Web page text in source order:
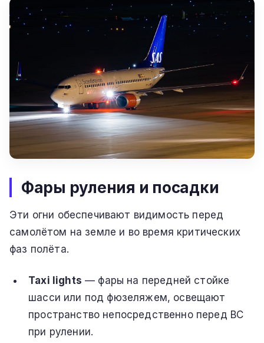
Фары руления и посадки
Эти огни обеспечивают видимость перед
самолётом на земле и во время критических
фаз полёта.
Taxi lights — фары на передней стойке
шасси или под фюзеляжем, освещают
пространство непосредственно перед ВС
при рулении.